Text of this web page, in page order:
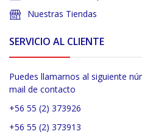
Nuestras Tiendas
SERVICIO AL CLIENTE
Puedes llamarnos al siguiente
mail de contacto
+56 55 (2) 373926
+56 55 (2) 373913